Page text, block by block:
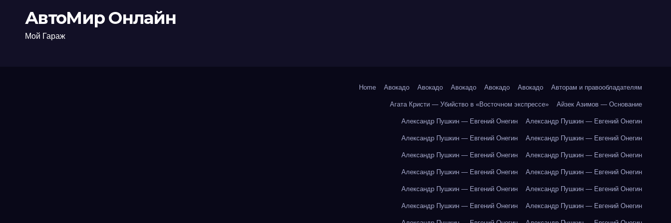
АвтоМир Онлайн
Мой Гараж
Home Авокадо Авокадо Авокадо Авокадо Авокадо Авторам и правообладателям
Агата Кристи — Убийство в «Восточном экспрессе» Айзек Азимов — Основание
Александр Пушкин — Евгений Онегин Александр Пушкин — Евгений Онегин
Александр Пушкин — Евгений Онегин Александр Пушкин — Евгений Онегин
Александр Пушкин — Евгений Онегин Александр Пушкин — Евгений Онегин
Александр Пушкин — Евгений Онегин Александр Пушкин — Евгений Онегин
Александр Пушкин — Евгений Онегин Александр Пушкин — Евгений Онегин
Александр Пушкин — Евгений Онегин Александр Пушкин — Евгений Онегин